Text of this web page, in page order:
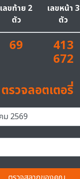
เลขท้าย 2
ตัว
เลขหน้า 3
ตัว
69 413
672
ตรวจลอตเตอรี่